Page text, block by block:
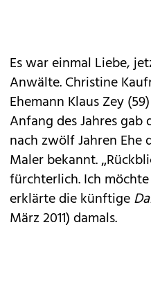
Es war einmal Liebe,
Anwälte. Christine
Ehemann Klaus Zey
Anfang des Jahres gab
nach zwölf Jahren Ehe
Maler bekannt.
fürchterlich. Ich
erklärte die künftige
März 2011) damals.